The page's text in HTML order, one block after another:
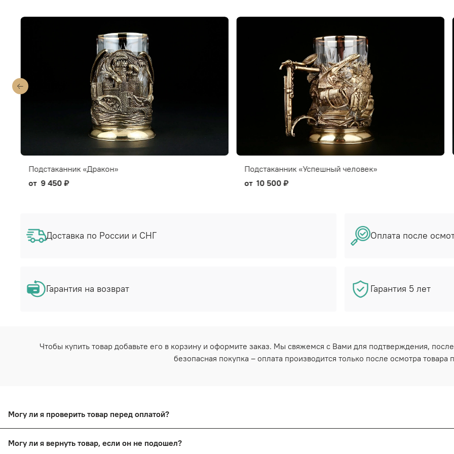
Подстаканник «Дракон»
от 9 450 ₽
Подстаканник «Успешный человек»
от 10 500 ₽
Доставка по России и СНГ
Гарантия на возврат
Оплата после
Гарантия 5 лет
Чтобы купить товар добавьте его в корзину и оформите заказ. Мы свяжемся с Вами для подтверждения,
безопасная покупка – оплата производится только после осмотра товара
Могу ли я проверить товар перед оплатой?
Могу ли я вернуть товар, если он не подошел?